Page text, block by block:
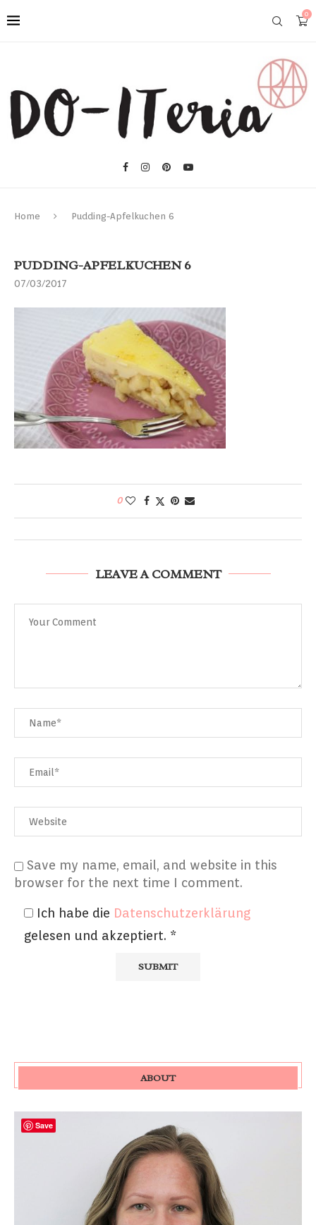
0
Home Pudding-Apfelkuchen 6
PUDDING-APFELKUCHEN 6
07/03/2017
0
LEAVE A COMMENT
Save my name, email, and website in this
browser for the next time I comment.
Ich habe die Datenschutzerklärung
gelesen und akzeptiert. *
ABOUT
Save